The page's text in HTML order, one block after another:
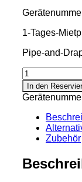
1-Tages-
Pipe-and-
Menge
In den
Zubehör